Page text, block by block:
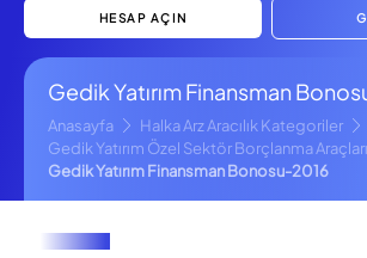
HESAP AÇIN
Gedik Yatırım Finansman
Anasayfa
Halka Arz Aracılık Kategoriler
Gedik Yatırım Özel Sektör Borçlanma
Gedik Yatırım Finansman Bonosu-2016